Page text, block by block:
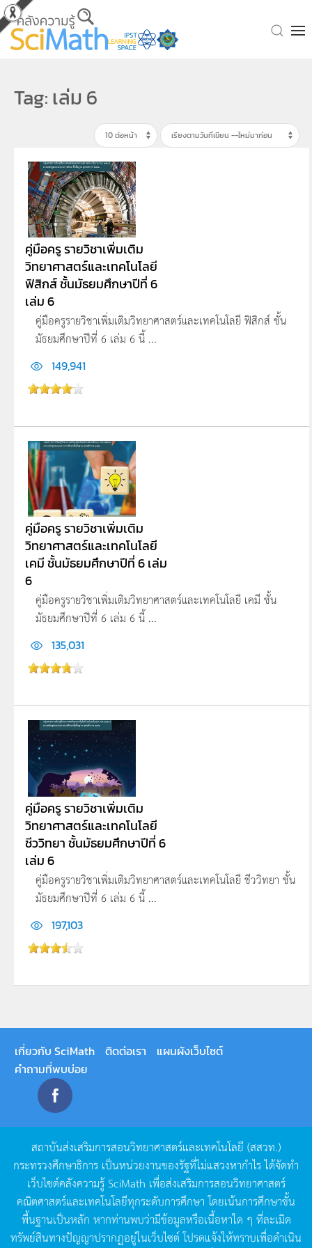
Skip to main content
Tag: เล่ม 6
คู่มือครู รายวิชาเพิ่มเติม
วิทยาศาสตร์และเทคโนโลยี
ฟิสิกส์ ชั้นมัธยมศึกษาปีที่ 6
เล่ม 6
คู่มือครูรายวิชาเพิ่มเติมวิทยาศาสตร์และเทคโนโลยี ฟิสิกส์ ชั้น
มัธยมศึกษาปีที่ 6 เล่ม 6 นี้ ...
149,941
คู่มือครู รายวิชาเพิ่มเติม
วิทยาศาสตร์และเทคโนโลยี
เคมี ชั้นมัธยมศึกษาปีที่ 6 เล่ม
6
คู่มือครูรายวิชาเพิ่มเติมวิทยาศาสตร์และเทคโนโลยี เคมี ชั้น
มัธยมศึกษาปีที่ 6 เล่ม 6 นี้ ...
135,031
คู่มือครู รายวิชาเพิ่มเติม
วิทยาศาสตร์และเทคโนโลยี
ชีววิทยา ชั้นมัธยมศึกษาปีที่ 6
เล่ม 6
คู่มือครูรายวิชาเพิ่มเติมวิทยาศาสตร์และเทคโนโลยี ชีววิทยา ชั้น
มัธยมศึกษาปีที่ 6 เล่ม 6 นี้ ...
197,103
เกี่ยวกับ SciMath ติดต่อเรา
แผนผังเว็บไซต์
คำถามที่พบบ่อย
สถาบันส่งเสริมการสอนวิทยาศาสตร์และเทคโนโลยี (สสวท.)
กระทรวงศึกษาธิการ เป็นหน่วยงานของรัฐที่ไม่แสวงหากำไรได้จัดทำ
เว็บไซต์คลังความรู้SciMath เพื่อส่งเสริมการสอนวิทยาศาสตร์
คณิตศาสตร์และเทคโนโลยีทุกระดับการศึกษา โดยเน้นการศึกษาขั้น
พื้นฐานเป็นหลัก หากท่านพบว่ามีข้อมูลหรือเนื้อหาใด ๆ ที่ละเมิด
ทรัพย์สินทางปัญญาปรากฏอยู่ในเว็บไซต์โปรดแจ้งให้ทราบเพื่อดำเนิน